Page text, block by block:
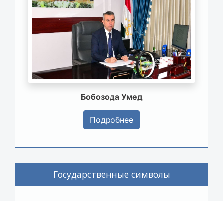
Бобозода Умед
Подробнее
Государственные символы